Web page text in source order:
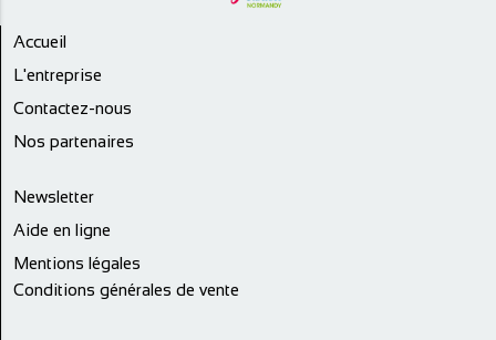
Accueil
L'entreprise
Contactez-nous
Nos partenaires
Newsletter
Aide en ligne
Mentions légales
Conditions générales de vente